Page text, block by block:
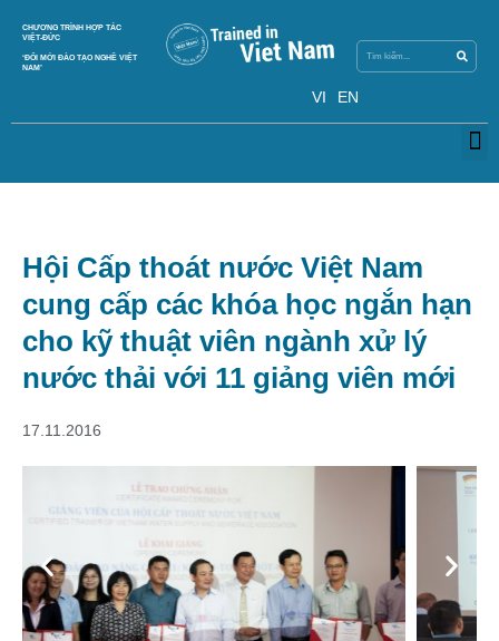
CHƯƠNG TRÌNH HỢP TÁC
VIỆT-ĐỨC
‘ĐỔI MỚI ĐÀO TẠO NGHỀ VIỆT
NAM’
VI EN
Hội Cấp thoát nước Việt Nam
cung cấp các khóa học ngắn hạn
cho kỹ thuật viên ngành xử lý
nước thải với 11 giảng viên mới
17.11.2016
Previous Next